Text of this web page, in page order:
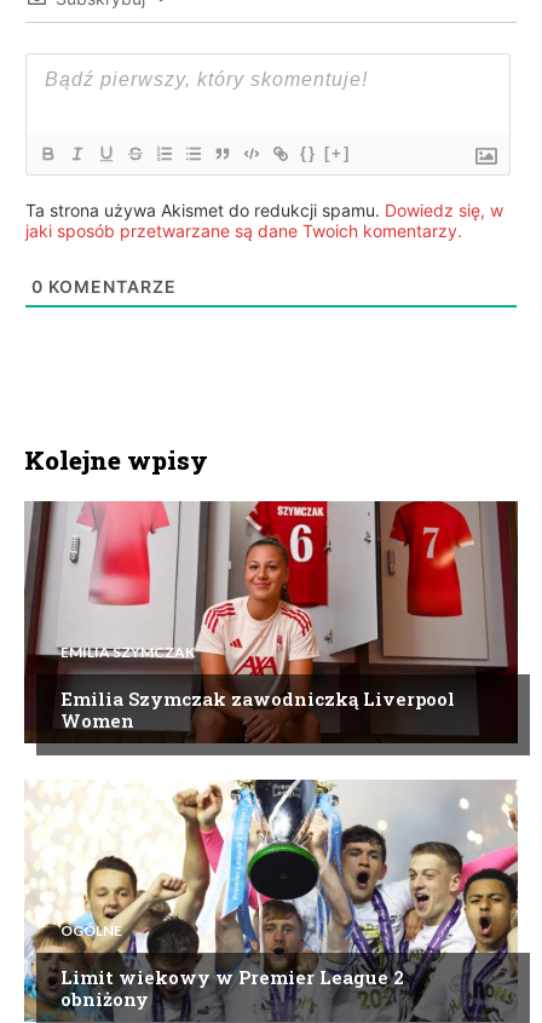
{} [+]
Ta strona używa Akismet do redukcji spamu. Dowiedz się, w
jaki sposób przetwarzane są dane Twoich komentarzy.
0 KOMENTARZE
Kolejne wpisy
EMILIA SZYMCZAK
Emilia Szymczak zawodniczką Liverpool
Women
OGÓLNE
Limit wiekowy w Premier League 2
obniżony